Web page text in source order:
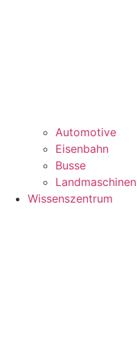
Automotive
Eisenbahn
Busse
Landmaschinen
Wissenszentrum